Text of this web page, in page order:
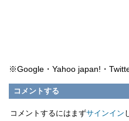
※Google・Yahoo japan!・
コメントする
コメントするにはまずサインイン